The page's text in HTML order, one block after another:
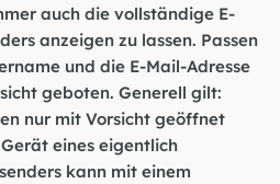
auch die vollständige E-
anzeigen zu lassen. Passen
und die E-Mail-Adresse
geboten. Generell gilt:
nur mit Vorsicht geöffnet
eines eigentlich
kann mit einem